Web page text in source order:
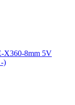
X360-8mm 5V
)